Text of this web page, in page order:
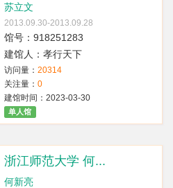
苏立文
2013.09.30-2013.09.28
馆号：918251283
建馆人：孝行天下
访问量： 20314
关注量： 0
建馆时间：2023-03-30
单人馆
浙江师范大学 何...
何新亮